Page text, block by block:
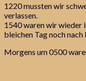
1220 mussten wir
verlassen.
1540 waren wir wieder
bleichen Tag noch nach
Morgens um 0500